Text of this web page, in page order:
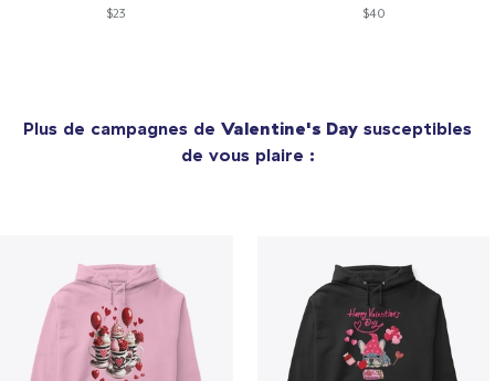
$23 $40
Plus de campagnes de Valentine's Day susceptibles
de vous plaire :